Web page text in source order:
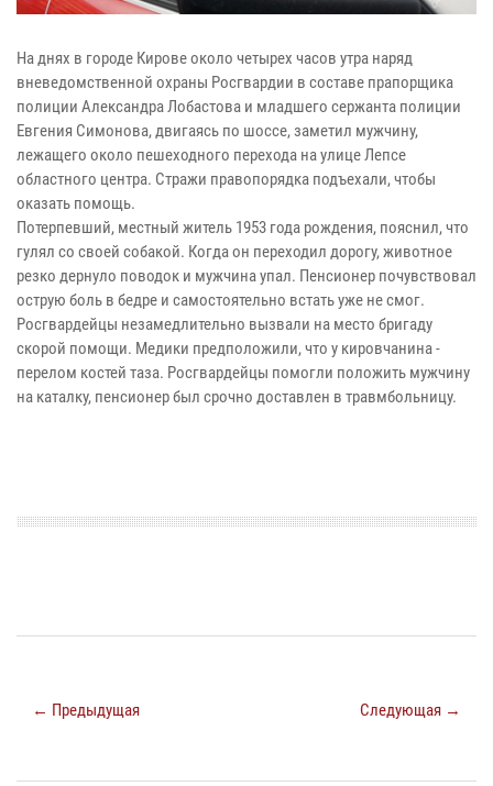
На днях в городе Кирове около четырех часов утра наряд
вневедомственной охраны Росгвардии в составе прапорщика
полиции Александра Лобастова и младшего сержанта полиции
Евгения Симонова, двигаясь по шоссе, заметил мужчину,
лежащего около пешеходного перехода на улице Лепсе
областного центра. Стражи правопорядка подъехали, чтобы
оказать помощь.
Потерпевший, местный житель 1953 года рождения, пояснил, что
гулял со своей собакой. Когда он переходил дорогу, животное
резко дернуло поводок и мужчина упал. Пенсионер почувствовал
острую боль в бедре и самостоятельно встать уже не смог.
Росгвардейцы незамедлительно вызвали на место бригаду
скорой помощи. Медики предположили, что у кировчанина -
перелом костей таза. Росгвардейцы помогли положить мужчину
на каталку, пенсионер был срочно доставлен в травмбольницу.
← Предыдущая Следующая →